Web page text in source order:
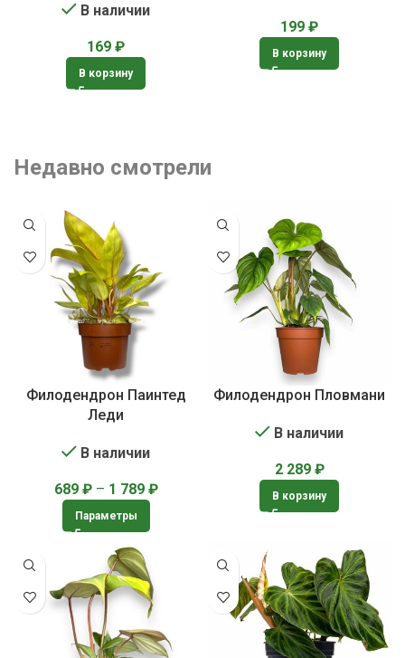
В наличии
169 ₽
В корзину
199 ₽
В корзину
Недавно смотрели
Филодендрон Паинтед
Леди
В наличии
689 ₽ – 1 789 ₽
Параметры
Филодендрон Пловмани
В наличии
2 289 ₽
В корзину